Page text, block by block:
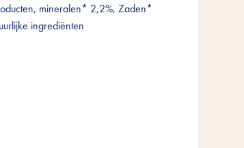
mineralen* 2,2%, Zaden*
ingrediënten